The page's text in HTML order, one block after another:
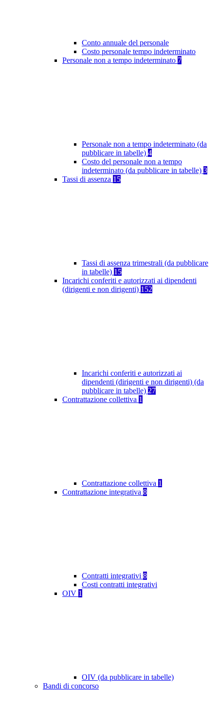
Conto annuale del personale
Costo personale tempo indeterminato
Personale non a tempo indeterminato 7
Personale non a tempo indeterminato (da
pubblicare in tabelle) 4
Costo del personale non a tempo
indeterminato (da pubblicare in tabelle) 3
Tassi di assenza 15
Tassi di assenza trimestrali (da pubblicare
in tabelle) 15
Incarichi conferiti e autorizzati ai dipendenti
(dirigenti e non dirigenti) 152
Incarichi conferiti e autorizzati ai
dipendenti (dirigenti e non dirigenti) (da
pubblicare in tabelle) 27
Contrattazione collettiva 1
Contrattazione collettiva 1
Contrattazione integrativa 8
Contratti integrativi 8
Costi contratti integrativi
OIV 1
OIV (da pubblicare in tabelle)
Bandi di concorso